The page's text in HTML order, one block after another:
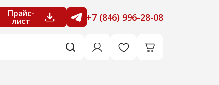
Прайс-
лист +7 (846) 996-28-08